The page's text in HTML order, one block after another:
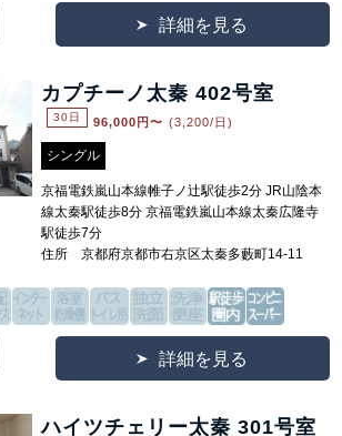
詳細を見る
カプチーノ太秦 402号室
30日 96,000 円〜 (3,200/日)
シングル
京福電鉄嵐山本線帷子ノ辻駅徒歩2分 JR山陰本
線太秦駅徒歩8分 京福電鉄嵐山本線太秦広隆寺
駅徒歩7分
住所 京都府京都市右京区太秦多藪町14-11
詳細を見る
ハイツチェリー太秦 301号室